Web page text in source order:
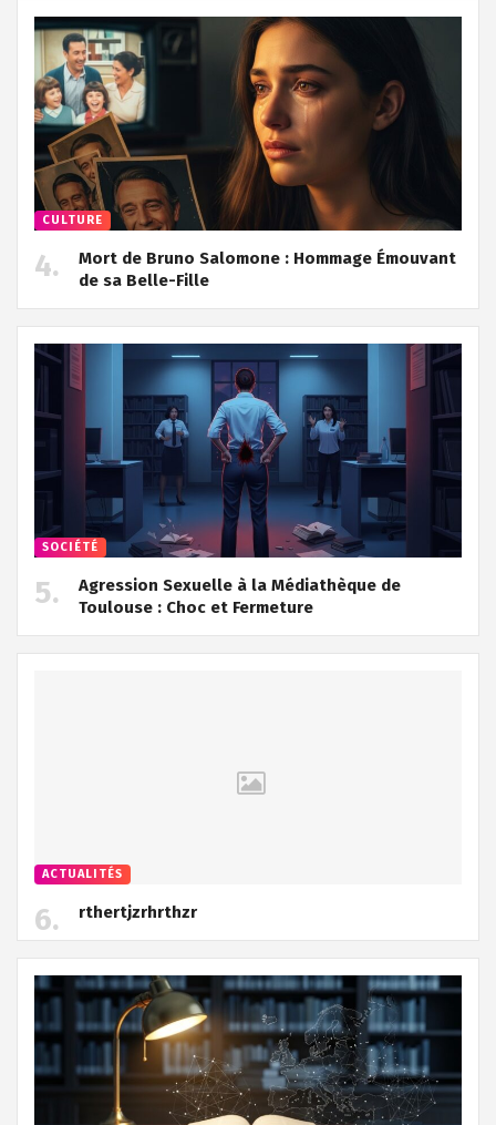
CULTURE
Mort de Bruno Salomone : Hommage Émouvant
de sa Belle-Fille
SOCIÉTÉ
Agression Sexuelle à la Médiathèque de
Toulouse : Choc et Fermeture
ACTUALITÉS
rthertjzrhrthzr